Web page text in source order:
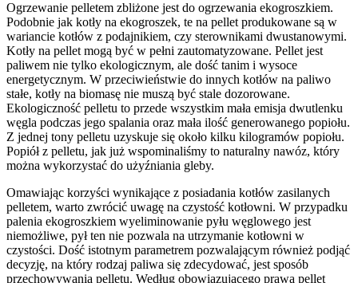
Ogrzewanie pelletem zbliżone jest do ogrzewania ekogroszkiem.
Podobnie jak kotły na ekogroszek, te na pellet produkowane są w
wariancie kotłów z podajnikiem, czy sterownikami dwustanowymi.
Kotły na pellet mogą być w pełni zautomatyzowane. Pellet jest
paliwem nie tylko ekologicznym, ale dość tanim i wysoce
energetycznym. W przeciwieństwie do innych kotłów na paliwo
stałe, kotły na biomasę nie muszą być stale dozorowane.
Ekologiczność pelletu to przede wszystkim mała emisja dwutlenku
węgla podczas jego spalania oraz mała ilość generowanego popiołu.
Z jednej tony pelletu uzyskuje się około kilku kilogramów popiołu.
Popiół z pelletu, jak już wspominaliśmy to naturalny nawóz, który
można wykorzystać do użyźniania gleby.
Omawiając korzyści wynikające z posiadania kotłów zasilanych
pelletem, warto zwrócić uwagę na czystość kotłowni. W przypadku
palenia ekogroszkiem wyeliminowanie pyłu węglowego jest
niemożliwe, pył ten nie pozwala na utrzymanie kotłowni w
czystości. Dość istotnym parametrem pozwalającym również podjąć
decyzję, na który rodzaj paliwa się zdecydować, jest sposób
przechowywania pelletu. Według obowiązującego prawa pellet